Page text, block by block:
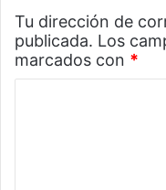
Tu dirección de
publicada. Los
marcados con *